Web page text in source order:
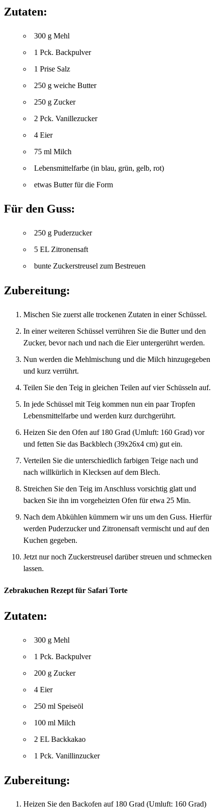
Zutaten:
300 g Mehl
1 Pck. Backpulver
1 Prise Salz
250 g weiche Butter
250 g Zucker
2 Pck. Vanillezucker
4 Eier
75 ml Milch
Lebensmittelfarbe (in blau, grün, gelb, rot)
etwas Butter für die Form
Für den Guss:
250 g Puderzucker
5 EL Zitronensaft
bunte Zuckerstreusel zum Bestreuen
Zubereitung:
Mischen Sie zuerst alle trockenen Zutaten in einer Schüssel.
In einer weiteren Schüssel verrühren Sie die Butter und den
Zucker, bevor nach und nach die Eier untergerührt werden.
Nun werden die Mehlmischung und die Milch hinzugegeben
und kurz verrührt.
Teilen Sie den Teig in gleichen Teilen auf vier Schüsseln auf.
In jede Schüssel mit Teig kommen nun ein paar Tropfen
Lebensmittelfarbe und werden kurz durchgerührt.
Heizen Sie den Ofen auf 180 Grad (Umluft: 160 Grad) vor
und fetten Sie das Backblech (39x26x4 cm) gut ein.
Verteilen Sie die unterschiedlich farbigen Teige nach und
nach willkürlich in Klecksen auf dem Blech.
Streichen Sie den Teig im Anschluss vorsichtig glatt und
backen Sie ihn im vorgeheizten Ofen für etwa 25 Min.
Nach dem Abkühlen kümmern wir uns um den Guss. Hierfür
werden Puderzucker und Zitronensaft vermischt und auf den
Kuchen gegeben.
Jetzt nur noch Zuckerstreusel darüber streuen und schmecken
lassen.
Zebrakuchen Rezept für Safari Torte
Zutaten:
300 g Mehl
1 Pck. Backpulver
200 g Zucker
4 Eier
250 ml Speiseöl
100 ml Milch
2 EL Backkakao
1 Pck. Vanillinzucker
Zubereitung:
Heizen Sie den Backofen auf 180 Grad (Umluft: 160 Grad)